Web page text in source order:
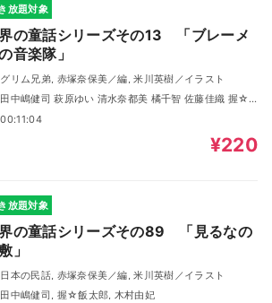
放題対象
の童話シリーズその13 「ブレーメ
音楽隊」
グリム兄弟, 赤塚奈保美／編, 米川英樹／イラスト
00:11:04
¥220
放題対象
の童話シリーズその89 「見るなの
」
日本の民話, 赤塚奈保美／編, 米川英樹／イラスト
田中嶋健司, 握☆飯太郎, 木村由妃